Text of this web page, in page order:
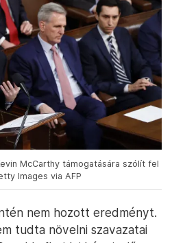
McCarthy támogatására szólít fel
Images via AFP
nem hozott eredményt.
tudta növelni szavazatai